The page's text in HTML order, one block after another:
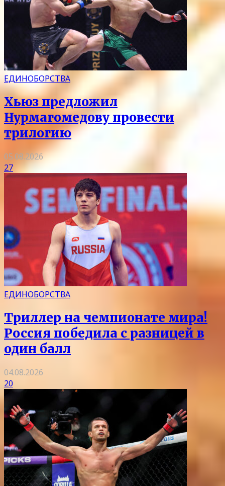
ЕДИНОБОРСТВА
Хьюз предложил
Нурмагомедову провести
трилогию
05.08.2026
27
ЕДИНОБОРСТВА
Триллер на чемпионате мира!
Россия победила с разницей в
один балл
04.08.2026
20